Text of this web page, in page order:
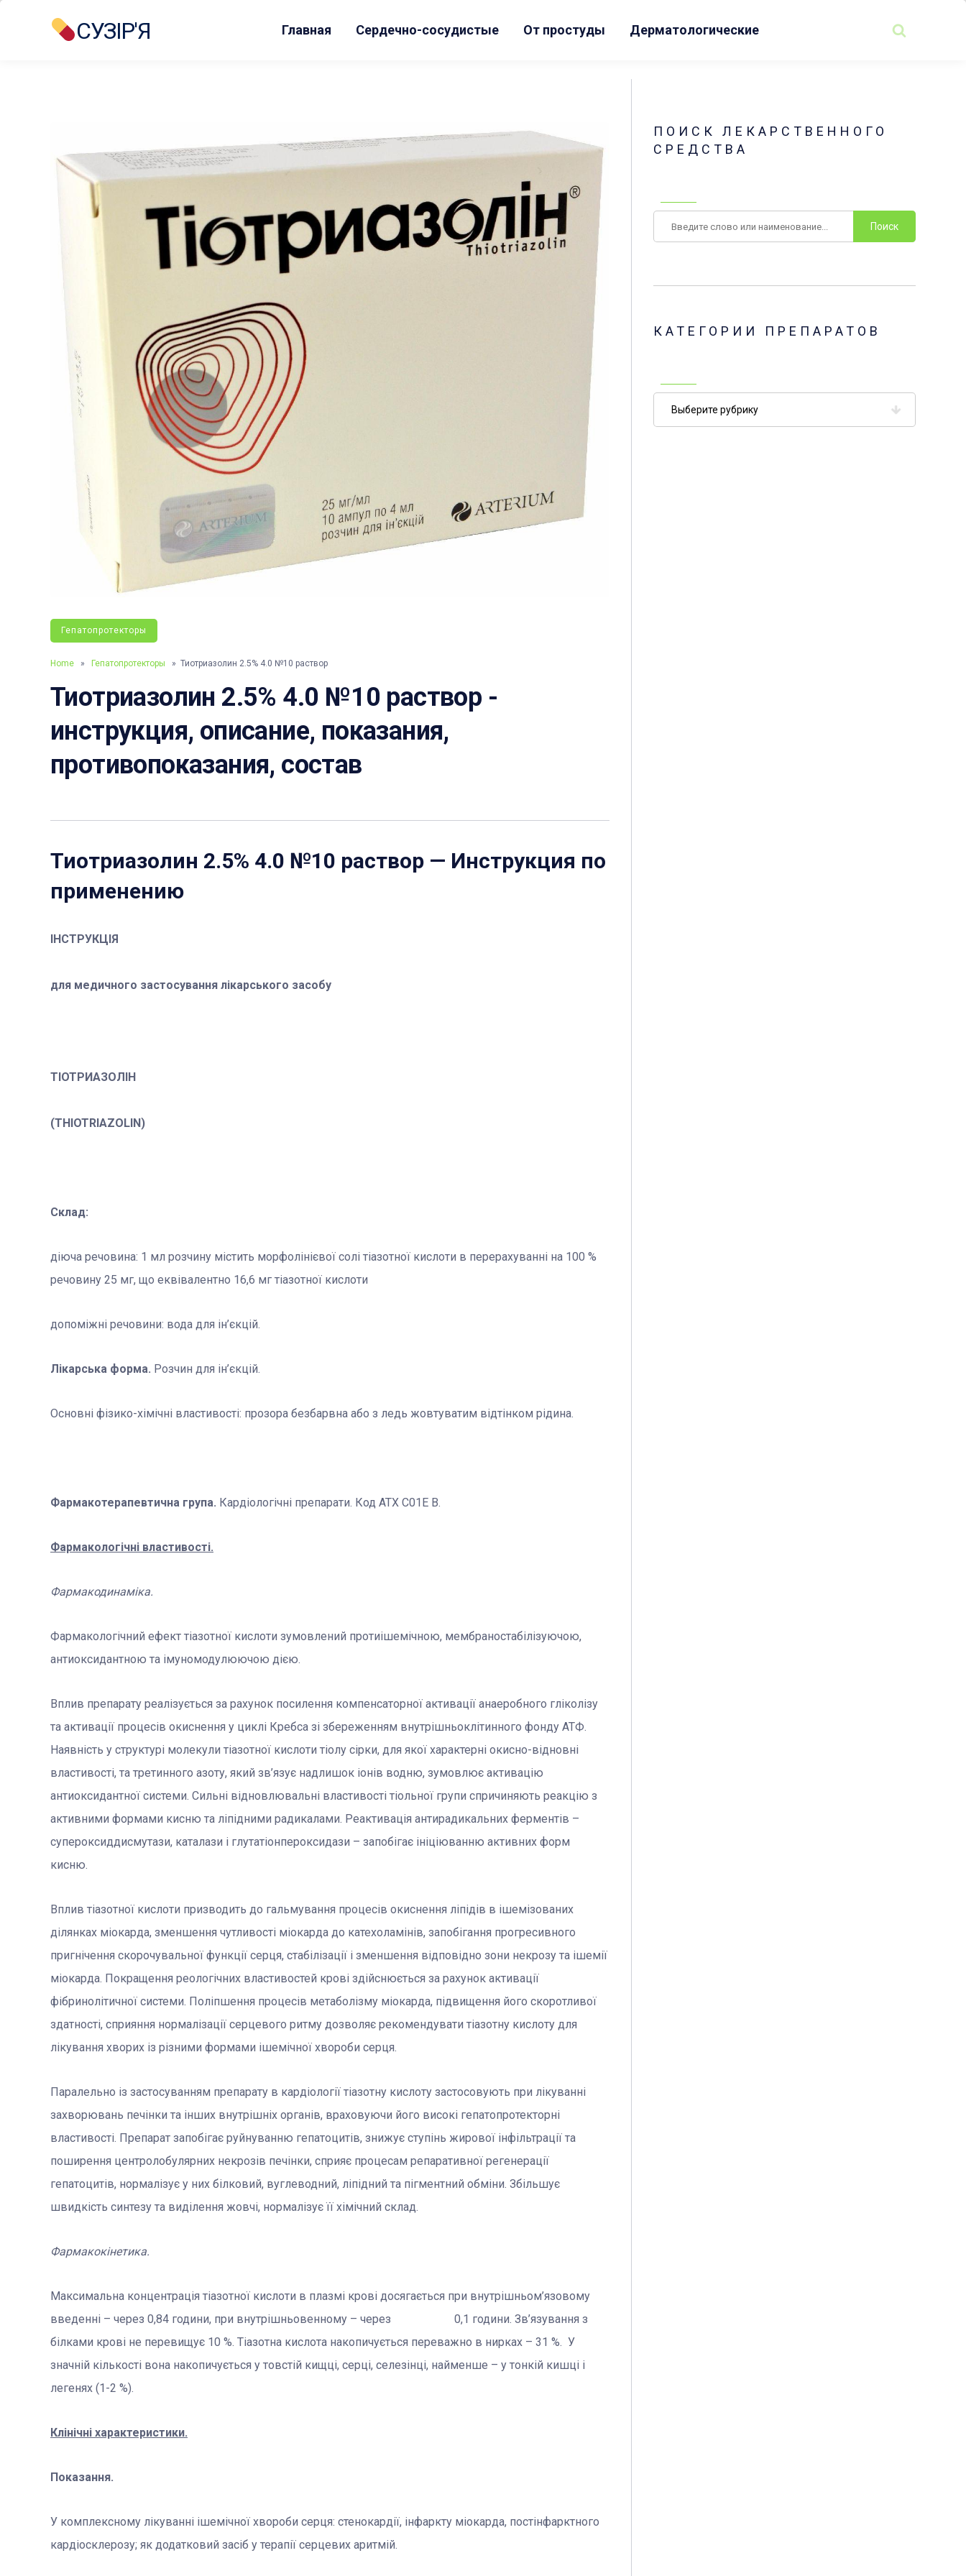
СУЗІР'Я Главная Сердечно-сосудистые От простуды Дерматологические
Гепатопротекторы
Home » Гепатопротекторы » Тиотриазолин 2.5% 4.0 №10 раствор
Тиотриазолин 2.5% 4.0 №10 раствор -
инструкция, описание, показания,
противопоказания, состав
Тиотриазолин 2.5% 4.0 №10 раствор — Инструкция по
применению
ІНСТРУКЦІЯ
для медичного застосування лікарського засобу
ТІОТРИАЗОЛІН
(ТHIOTRIAZOLIN)
Склад:
діюча речовина: 1 мл розчину містить морфолінієвої солі тіазотної кислоти в перерахуванні на 100 %
речовину 25 мг, що еквівалентно 16,6 мг тіазотної кислоти
допоміжні речовини: вода для ін’єкцій.
Лікарська форма. Розчин для ін’єкцій.
Основні фізико-хімічні властивості: прозора безбарвна або з ледь жовтуватим відтінком рідина.
Фармакотерапевтична група. Кардіологічні препарати. Код АТХ С01Е В.
Фармакологічні властивості.
Фармакодинаміка.
Фармакологічний ефект тіазотної кислоти зумовлений протиішемічною, мембраностабілізуючою,
антиоксидантною та імуномодулюючою дією.
Вплив препарату реалізується за рахунок посилення компенсаторної активації анаеробного гліколізу
та активації процесів окиснення у циклі Кребса зі збереженням внутрішньоклітинного фонду АТФ.
Наявність у структурі молекули тіазотної кислоти тіолу сірки, для якої характерні окисно-відновні
властивості, та третинного азоту, який зв’язує надлишок іонів водню, зумовлює активацію
антиоксидантної системи. Сильні відновлювальні властивості тіольної групи спричиняють реакцію з
активними формами кисню та ліпідними радикалами. Реактивація антирадикальних ферментів –
супероксиддисмутази, каталази і глутатіонпероксидази – запобігає ініціюванню активних форм
кисню.
Вплив тіазотної кислоти призводить до гальмування процесів окиснення ліпідів в ішемізованих
ділянках міокарда, зменшення чутливості міокарда до катехоламінів, запобігання прогресивного
пригнічення скорочувальної функції серця, стабілізації і зменшення відповідно зони некрозу та ішемії
міокарда. Покращення реологічних властивостей крові здійснюється за рахунок активації
фібринолітичної системи. Поліпшення процесів метаболізму міокарда, підвищення його скоротливої
здатності, сприяння нормалізації серцевого ритму дозволяє рекомендувати тіазотну кислоту для
лікування хворих із різними формами ішемічної хвороби серця.
Паралельно із застосуванням препарату в кардіології тіазотну кислоту застосовують при лікуванні
захворювань печінки та інших внутрішніх органів, враховуючи його високі гепатопротекторні
властивості. Препарат запобігає руйнуванню гепатоцитів, знижує ступінь жирової інфільтрації та
поширення центролобулярних некрозів печінки, сприяє процесам репаративної регенерації
гепатоцитів, нормалізує у них білковий, вуглеводний, ліпідний та пігментний обміни. Збільшує
швидкість синтезу та виділення жовчі, нормалізує її хімічний склад.
Фармакокінетика.
Максимальна концентрація тіазотної кислоти в плазмі крові досягається при внутрішньом’язовому
введенні – через 0,84 години, при внутрішньовенному – через
0,1 години. Зв’язування з
білками крові не перевищує 10 %. Тіазотна кислота накопичується переважно в нирках – 31 %. У
значній кількості вона накопичується у товстій кищці, серці, селезінці, найменше – у тонкій кишці і
легенях (1-2 %).
Клінічні характеристики.
Показання.
У комплексному лікуванні ішемічної хвороби серця: стенокардії, інфаркту міокарда, постінфарктного
кардіосклерозу; як додатковий засіб у терапії серцевих аритмій.
ПОИСК ЛЕКАРСТВЕННОГО
СРЕДСТВА
КАТЕГОРИИ ПРЕПАРАТОВ
препаратов